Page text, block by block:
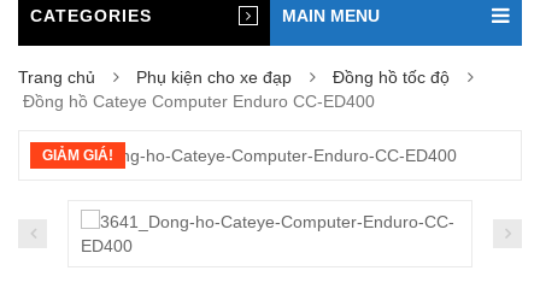
CATEGORIES MAIN MENU
Trang chủ Phụ kiện cho xe đạp
Đồng hồ tốc độ
Đồng hồ Cateye Computer Enduro CC-ED400
GIẢM GIÁ!